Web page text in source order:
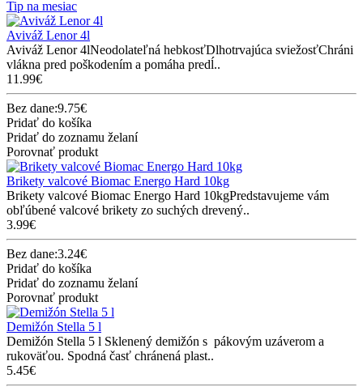
Tip na mesiac
Aviváž Lenor 4l
Aviváž Lenor 4lNeodolateľná hebkosťDlhotrvajúca sviežosťChráni
vlákna pred poškodením a pomáha predĺ..
11.99€
Bez dane:9.75€
Pridať do košíka
Pridať do zoznamu želaní
Porovnať produkt
Brikety valcové Biomac Energo Hard 10kg
Brikety valcové Biomac Energo Hard 10kgPredstavujeme vám
obľúbené valcové brikety zo suchých drevený..
3.99€
Bez dane:3.24€
Pridať do košíka
Pridať do zoznamu želaní
Porovnať produkt
Demižón Stella 5 l
Demižón Stella 5 l Sklenený demižón s pákovým uzáverom a
rukoväťou. Spodná časť chránená plast..
5.45€